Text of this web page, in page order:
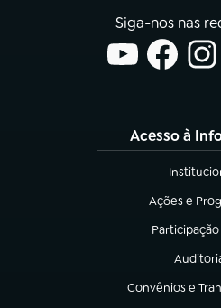
Siga-nos nas
Acesso à
(abre em
Ações e
(abre em
Participação
(abre em
(abre
Convênios e
(abre em nova